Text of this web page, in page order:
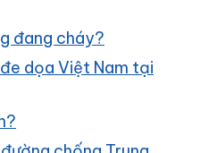
đang cháy?
dọa Việt Nam tại